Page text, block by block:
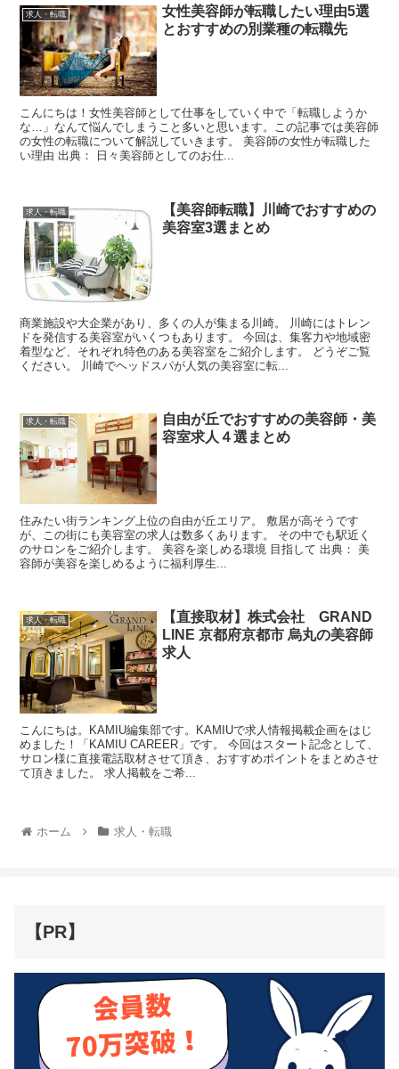
求人・転職
女性美容師が転職したい理由5選
とおすすめの別業種の転職先
こんにちは！女性美容師として仕事をしていく中で「転職しようか
な…」なんて悩んでしまうこと多いと思います。この記事では美容師
の女性の転職について解説していきます。 美容師の女性が転職した
い理由 出典： 日々美容師としてのお仕...
求人・転職
【美容師転職】川崎でおすすめの
美容室3選まとめ
商業施設や大企業があり、多くの人が集まる川崎。 川崎にはトレン
ドを発信する美容室がいくつもあります。 今回は、集客力や地域密
着型など、それぞれ特色のある美容室をご紹介します。 どうぞご覧
ください。 川崎でヘッドスパが人気の美容室に転...
求人・転職
自由が丘でおすすめの美容師・美
容室求人４選まとめ
住みたい街ランキング上位の自由が丘エリア。 敷居が高そうです
が、この街にも美容室の求人は数多くあります。 その中でも駅近く
のサロンをご紹介します。 美容を楽しめる環境 目指して 出典： 美
容師が美容を楽しめるように福利厚生...
求人・転職
【直接取材】株式会社 GRAND
LINE 京都府京都市 烏丸の美容師
求人
こんにちは。KAMIU編集部です。KAMIUで求人情報掲載企画をはじ
めました！「KAMIU CAREER」です。 今回はスタート記念として、
サロン様に直接電話取材させて頂き、おすすめポイントをまとめさせ
て頂きました。 求人掲載をご希...
ホーム 求人・転職
【PR】